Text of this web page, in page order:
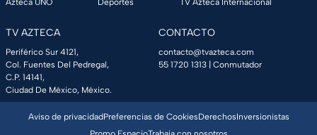
Azteca UNO
Deportes
TV Azteca Internacional
TV AZTECA
Periférico Sur 4121,
Col. Fuentes Del Pedregal,
C.P. 14141,
Ciudad De México, México.
CONTACTO
contacto@tvazteca.com
55 1720 1313 | Conmutador
Aviso de privacidadPreferencias de CookiesDerechosInversionistas